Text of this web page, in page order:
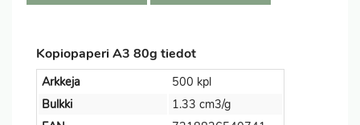
Kopiopaperi A3 80g tiedot
Arkkeja
500 kpl
Bulkki
1.33 cm3/g